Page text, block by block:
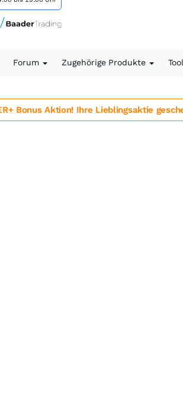
Forum Zugehörige Produkte
Bonus Aktion! Ihre Lieblingsaktie